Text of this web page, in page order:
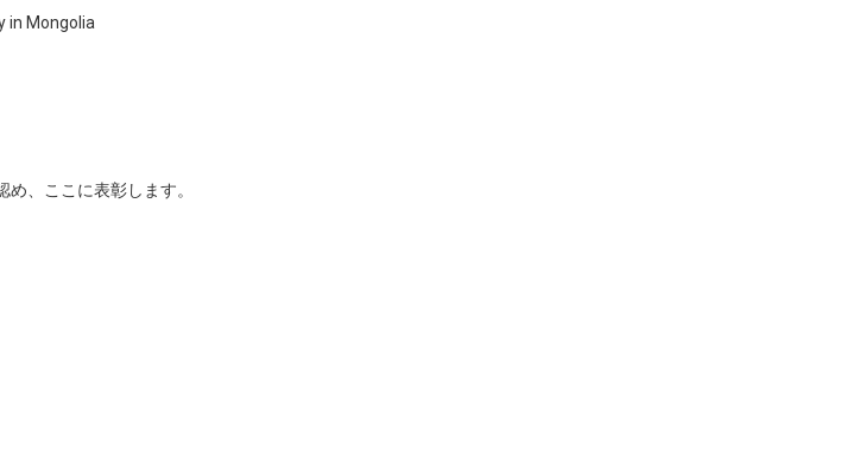
in Mongolia
、ここに表彰します。